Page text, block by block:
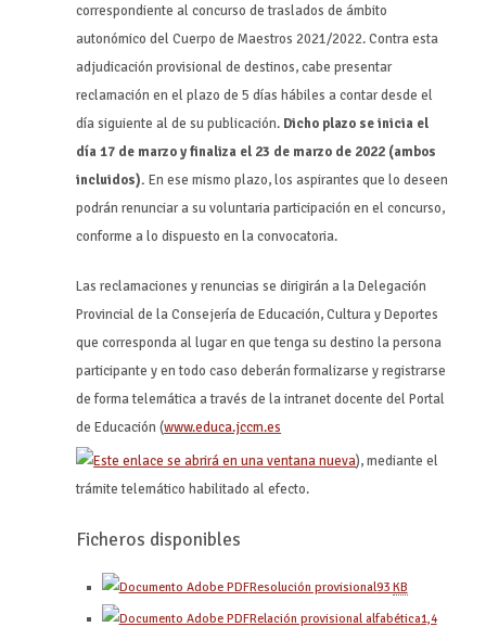
correspondiente al concurso de traslados de ámbito
autonómico del Cuerpo de Maestros 2021/2022. Contra esta
adjudicación provisional de destinos, cabe presentar
reclamación en el plazo de 5 días hábiles a contar desde el
día siguiente al de su publicación. Dicho plazo se inicia el
día 17 de marzo y finaliza el 23 de marzo de 2022 (ambos
incluidos). En ese mismo plazo, los aspirantes que lo deseen
podrán renunciar a su voluntaria participación en el concurso,
conforme a lo dispuesto en la convocatoria.
Las reclamaciones y renuncias se dirigirán a la Delegación
Provincial de la Consejería de Educación, Cultura y Deportes
que corresponda al lugar en que tenga su destino la persona
participante y en todo caso deberán formalizarse y registrarse
de forma telemática a través de la intranet docente del Portal
de Educación (www.educa.jccm.es
), mediante el
trámite telemático habilitado al efecto.
Ficheros disponibles
Resolución provisional93 KB
Relación provisional alfabética1,4